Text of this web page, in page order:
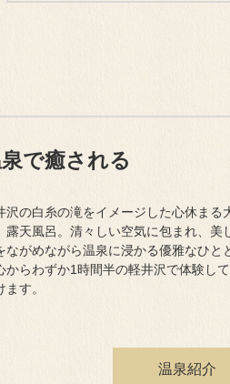
で癒される
沢の白糸の滝をイメージした心休まる
露天風呂。清々しい空気に包まれ、美
ながめながら温泉に浸かる優雅なひと
からわずか1時間半の軽井沢で体験し
ます。
温泉紹介